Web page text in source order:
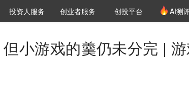
VClub投资机构库
投资机构职位推介
投资人服务 创投氪堂
创业者服务 创投平台 AI测
小游戏的羹仍未分完 |